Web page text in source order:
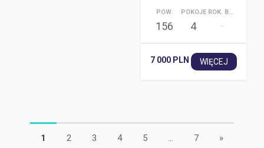
POW.
156
POKOJE
4
ROK. BUD.
–
7 000 PLN WIĘCEJ
1 2 3 4 5 ... 7 »